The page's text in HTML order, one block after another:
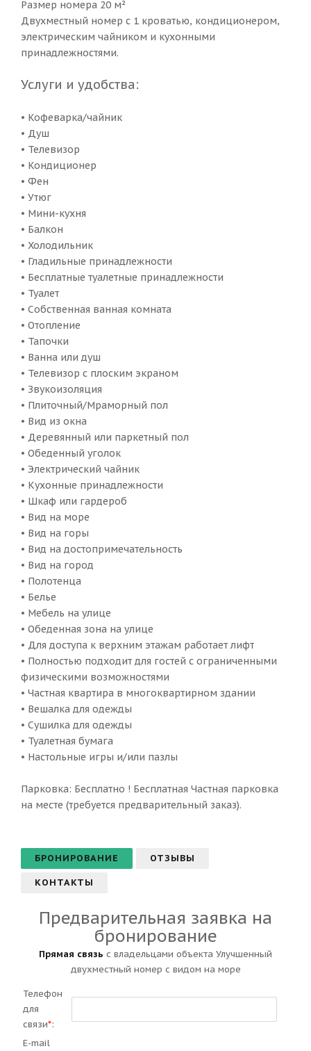
Размер номера 20 м²
Двухместный номер с 1 кроватью, кондиционером,
электрическим чайником и кухонными
принадлежностями.
Услуги и удобства:
• Кофеварка/чайник
• Душ
• Телевизор
• Кондиционер
• Фен
• Утюг
• Мини-кухня
• Балкон
• Холодильник
• Гладильные принадлежности
• Бесплатные туалетные принадлежности
• Туалет
• Собственная ванная комната
• Отопление
• Тапочки
• Ванна или душ
• Телевизор с плоским экраном
• Звукоизоляция
• Плиточный/Мраморный пол
• Вид из окна
• Деревянный или паркетный пол
• Обеденный уголок
• Электрический чайник
• Кухонные принадлежности
• Шкаф или гардероб
• Вид на море
• Вид на горы
• Вид на достопримечательность
• Вид на город
• Полотенца
• Белье
• Мебель на улице
• Обеденная зона на улице
• Для доступа к верхним этажам работает лифт
• Полностью подходит для гостей с ограниченными
физическими возможностями
• Частная квартира в многоквартирном здании
• Вешалка для одежды
• Сушилка для одежды
• Туалетная бумага
• Настольные игры и/или пазлы
Парковка: Бесплатно ! Бесплатная Частная парковка
на месте (требуется предварительный заказ).
БРОНИРОВАНИЕ ОТЗЫВЫ
КОНТАКТЫ
Предварительная заявка на
бронирование
Прямая связь с владельцами объекта Улучшенный
двухместный номер с видом на море
Телефон
для
связи*:
E-mail